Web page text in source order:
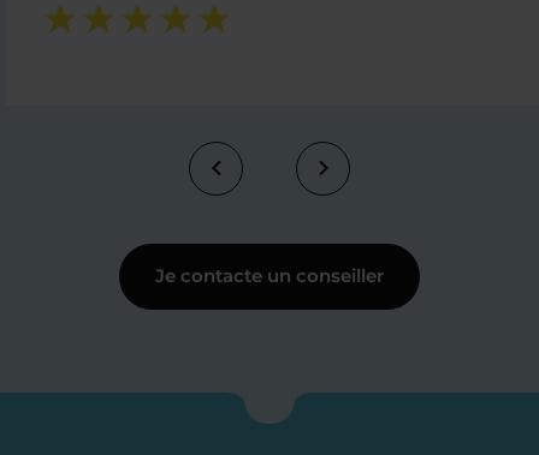
Je contacte un conseiller